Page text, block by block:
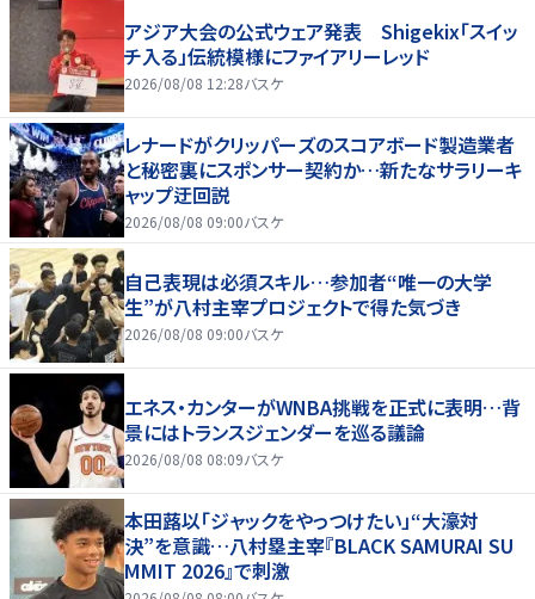
アジア大会の公式ウェア発表 Shigekix「スイッ
チ入る」伝統模様にファイアリーレッド
2026/08/08 12:28バスケ
レナードがクリッパーズのスコアボード製造業者
と秘密裏にスポンサー契約か‬…新たなサラリーキ
ャップ迂回説
2026/08/08 09:00バスケ
自己表現は必須スキル…参加者“唯一の大学
生”が八村主宰プロジェクトで得た気づき
2026/08/08 09:00バスケ
エネス・カンターがWNBA挑戦を正式に表明…背
景にはトランスジェンダーを巡る議論
2026/08/08 08:09バスケ
本田蕗以「ジャックをやっつけたい」“大濠対
決”を意識…八村塁主宰『BLACK SAMURAI SU
MMIT 2026』で刺激